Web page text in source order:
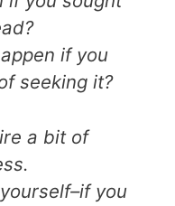
if you
seeking it?
a bit of
you